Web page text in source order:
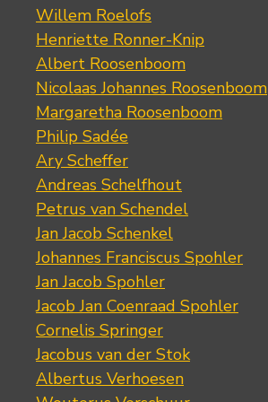
Willem Roelofs
Henriette Ronner-Knip
Albert Roosenboom
Nicolaas Johannes Roosenboom
Margaretha Roosenboom
Philip Sadée
Ary Scheffer
Andreas Schelfhout
Petrus van Schendel
Jan Jacob Schenkel
Johannes Franciscus Spohler
Jan Jacob Spohler
Jacob Jan Coenraad Spohler
Cornelis Springer
Jacobus van der Stok
Albertus Verhoesen